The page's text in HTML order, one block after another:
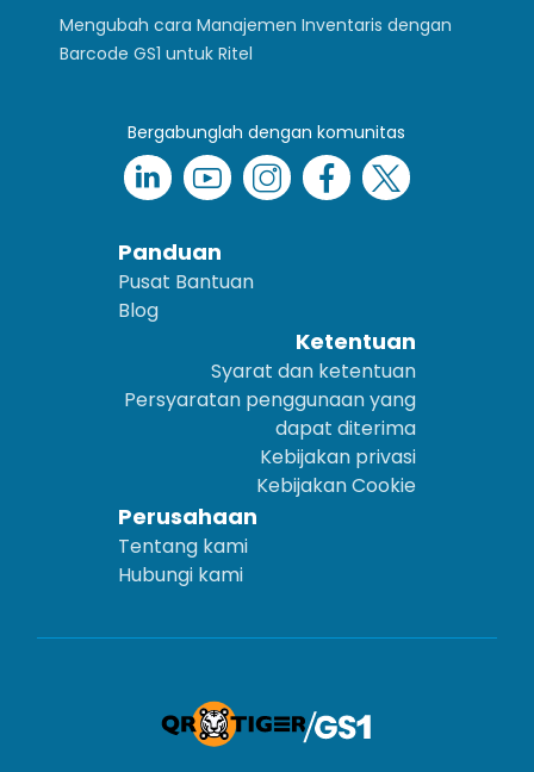
Mengubah cara Manajemen Inventaris dengan
Barcode GS1 untuk Ritel
Bergabunglah dengan komunitas
Panduan
Pusat Bantuan
Blog
Ketentuan
Syarat dan ketentuan
Persyaratan penggunaan yang
dapat diterima
Kebijakan privasi
Kebijakan Cookie
Perusahaan
Tentang kami
Hubungi kami